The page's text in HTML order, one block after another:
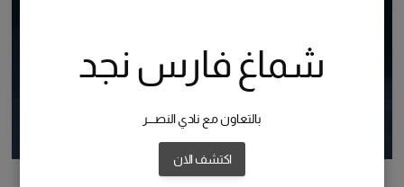
شماغ فارس نجد
بالتعاون مع نادي النصــــر
اكتشف الان